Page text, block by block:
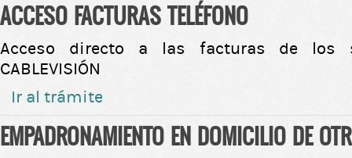
ACCESO FACTURAS TELÉFONO
Acceso directo a las facturas de los
CABLEVISIÓN
Ir al trámite
EMPADRONAMIENTO EN DOMICILIO DE